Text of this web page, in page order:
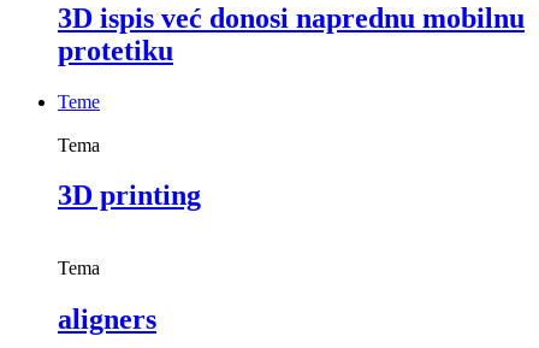
3D ispis već donosi naprednu mobilnu
protetiku
Teme
Tema
3D printing
Tema
aligners